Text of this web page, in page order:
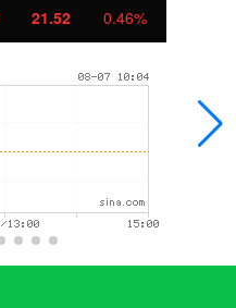
21.52 0.46%